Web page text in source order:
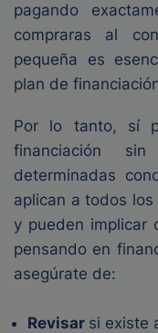
pagando
compraras al
pequeña es
plan de
Por lo tanto, sí
financiación
determinadas
aplican a todos
y pueden implicar
pensando en
asegúrate de:
Revisar si existe